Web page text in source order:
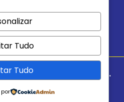
os direitos reservados.
Tudo
Tudo